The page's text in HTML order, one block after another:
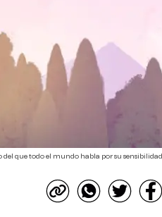
del que todo el mundo habla por su sensibilidad